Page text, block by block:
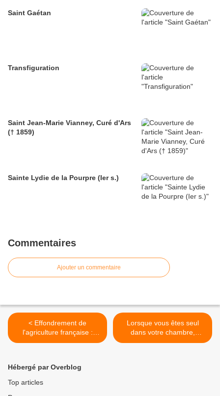
Saint Gaétan
Transfiguration
Saint Jean-Marie Vianney, Curé d'Ars
(† 1859)
Sainte Lydie de la Pourpre (Ier s.)
Commentaires
Ajouter un commentaire
< Effondrement de
l'agriculture française :
2ème exportateur mondial il
6ème rang
Lorsque vous êtes seul
dans votre chambre,
prenez votre crucifix >
Hébergé par Overblog
Top articles